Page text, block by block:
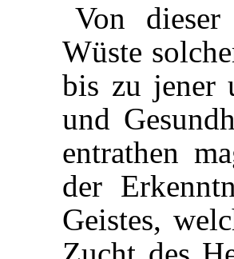
Von
Wüste
bis zu jener
und
entrathen
der
Geistes,